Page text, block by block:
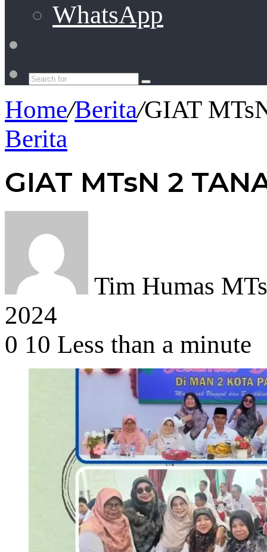
WhatsApp
Search
Home/Berita/GIAT
Berita
GIAT MTsN 2
Tim Humas
2024
0 10 Less than a minute